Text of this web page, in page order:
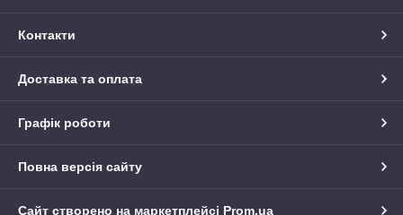
Контакти
Доставка та оплата
Графік роботи
Повна версія сайту
Сайт створено на маркетплейсі Prom.ua